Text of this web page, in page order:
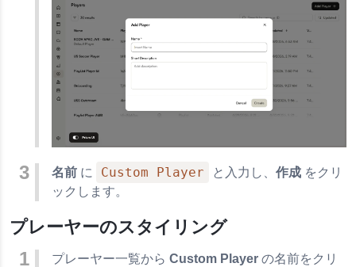
名前 に Custom Player と入力し、 作成 をクリ
ックします。
プレーヤーのスタイリング
プレーヤー一覧から Custom Player の名前をクリ